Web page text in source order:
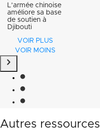
L’armée chinoise
améliore sa base
de soutien à
Djibouti
VOIR PLUS
VOIR MOINS
Autres ressources